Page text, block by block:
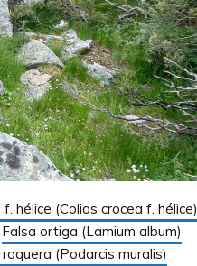
hélice (Colias crocea f. hélice)
Falsa ortiga (Lamium album)
(Podarcis muralis)